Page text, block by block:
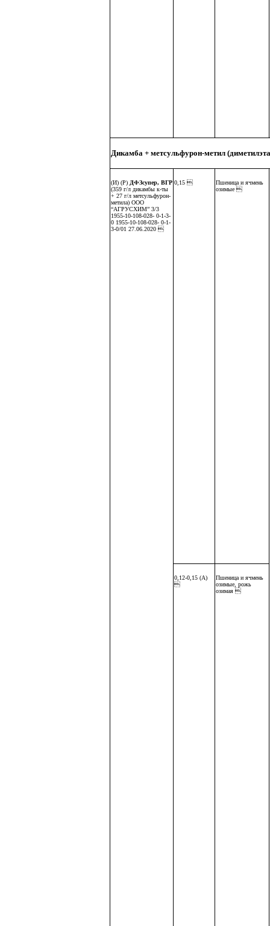
Дикамба + метсульфурон-метил
(И) (Р) ДФЗсупер, ВГР
(359 г/л дикамбы к-ты
+ 27 г/л метсульфурон-
метила) ООО
“АГРУСХИМ” 3/3
1955-10-108-028- 0-1-3-
0 1955-10-108-028- 0-1-
3-0/01 27.06.2020 
0,15 
Пшеница и ячмень
озимые 
0,12-0,15 (А)

Пшеница и ячмень
озимые, рожь
озимая 